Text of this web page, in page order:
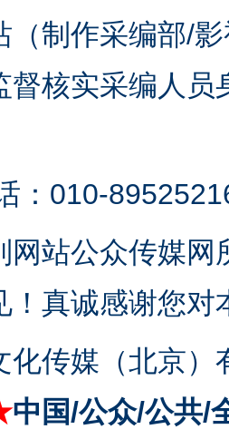
（制作采编部/
督核实采编人员
：010-
网站公众传媒
！真诚感谢您
化传媒（北京）
中国/公众/公共/